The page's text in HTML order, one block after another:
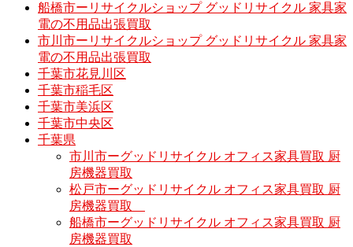
船橋市ーリサイクルショップ グッドリサイクル 家具家
電の不用品出張買取
市川市ーリサイクルショップ グッドリサイクル 家具家
電の不用品出張買取
千葉市花見川区
千葉市稲毛区
千葉市美浜区
千葉市中央区
千葉県
市川市ーグッドリサイクル オフィス家具買取 厨
房機器買取
松戸市ーグッドリサイクル オフィス家具買取 厨
房機器買取
船橋市ーグッドリサイクル オフィス家具買取 厨
房機器買取